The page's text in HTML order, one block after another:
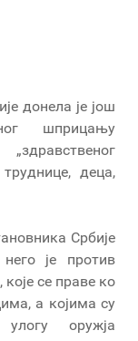
донела је још
шприцању
деца,
Србије
је против
се праве ко
а којима су
оружја